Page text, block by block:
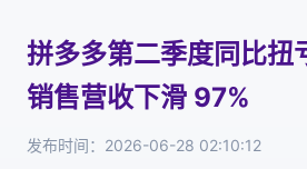
拼多多第二季度同比扭
销售营收下滑 97%
发布时间：2026-06-28 02:10:12